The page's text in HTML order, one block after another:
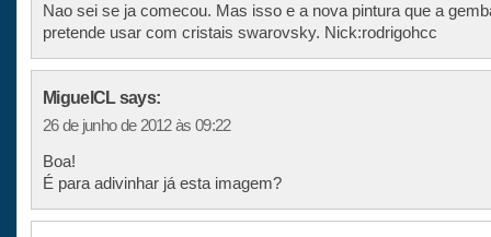
Nao sei se ja comecou. Mas isso e a nova pintura que a
pretende usar com cristais swarovsky. Nick:rodrigohcc
MiguelCL says:
26 de junho de 2012 às 09:22
Boa!
É para adivinhar já esta imagem?